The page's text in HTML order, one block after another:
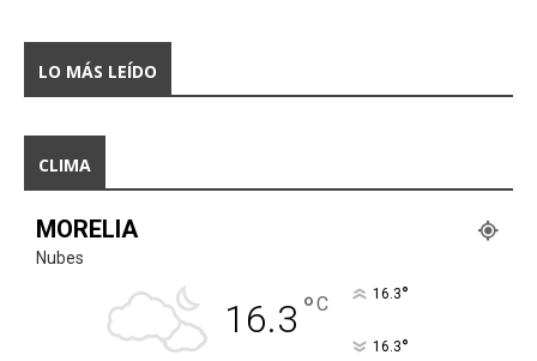
LO MÁS LEÍDO
CLIMA
MORELIA
Nubes
16.3 °C 16.3°
16.3°